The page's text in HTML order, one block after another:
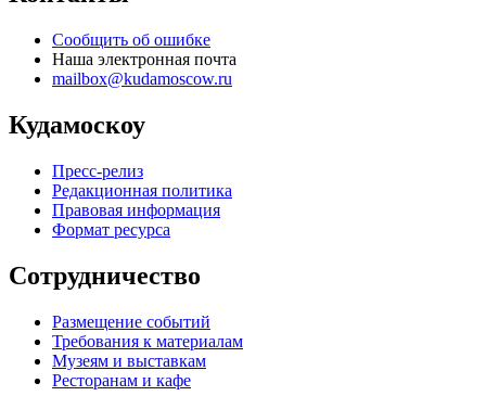
Сообщить об ошибке
Наша электронная почта
mailbox@kudamoscow.ru
Кудамоскоу
Пресс-релиз
Редакционная политика
Правовая информация
Формат ресурса
Сотрудничество
Размещение событий
Требования к материалам
Музеям и выставкам
Ресторанам и кафе